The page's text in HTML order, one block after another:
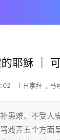
耶稣 ｜
主日崇拜 , 马
患难、不受人
戏弄五个方面